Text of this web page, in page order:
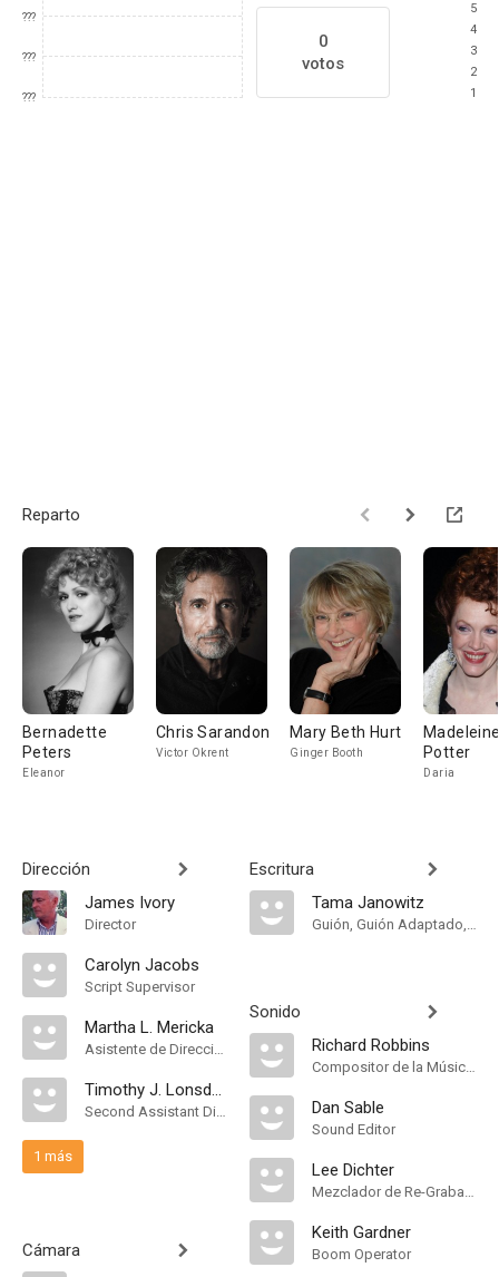
???
???
???
0
votos
5
4
3
2
1
Reparto
Bernadette
Peters
Eleanor
Chris Sarandon
Victor Okrent
Mary Beth Hurt
Ginger Booth
Potter
Daria
Dirección
James Ivory
Director
Carolyn Jacobs
Script Supervisor
Martha L. Mericka
Asistente de Dirección
Timothy J. Lonsdale
Second Assistant Director
1 más
Cámara
Escritura
Tama Janowitz
Guión, Guión Adaptado, Original Story
Sonido
Richard Robbins
Compositor de la Música Original
Dan Sable
Sound Editor
Lee Dichter
Mezclador de Re-Grabación de Sonido
Keith Gardner
Boom Operator